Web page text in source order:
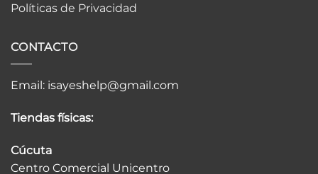
Políticas de Privacidad
CONTACTO
Email: isayeshelp@gmail.com
Tiendas físicas:
Cúcuta
Centro Comercial Unicentro